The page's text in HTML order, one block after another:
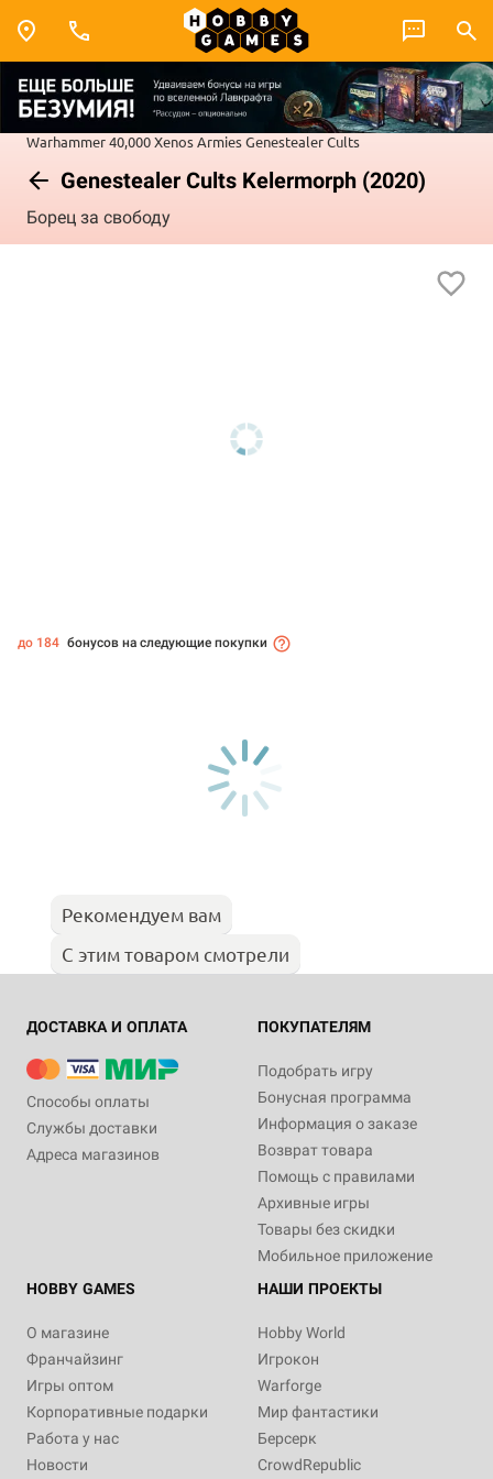
Warhammer 40,000Xenos ArmiesGenestealer Cults
Genestealer Cults Kelermorph (2020)
Борец за свободу
до 184 бонусов на следующие покупки
Рекомендуем вам
С этим товаром смотрели
ДОСТАВКА И ОПЛАТА
Способы оплаты
Службы доставки
Адреса магазинов
ПОКУПАТЕЛЯМ
Подобрать игру
Бонусная программа
Информация о заказе
Возврат товара
Помощь с правилами
Архивные игры
Товары без скидки
Мобильное приложение
HOBBY GAMES
О магазине
Франчайзинг
Игры оптом
Корпоративные подарки
Работа у нас
Новости
НАШИ ПРОЕКТЫ
Hobby World
Игрокон
Warforge
Мир фантастики
Берсерк
CrowdRepublic